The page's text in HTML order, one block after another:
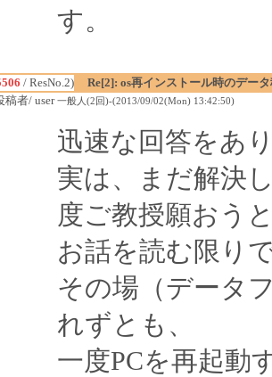
す。
/ ResNo.2)
Re[2]: os再インストール時のデー
稿者/ user一般人(2回)-(2013/09/02(Mon) 13:42:50)
迅速な回答をあ
実は、まだ解決
度ご教授願おう
お話を読む限り
その場（データ
れずとも、
一度PCを再起動